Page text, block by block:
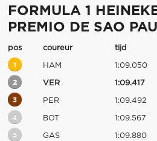
FORMULA 1
PREMIO DE SAO
pos coureur tijd
1 HAM 1:09.050
2 VER 1:09.417
3 PER 1:09.492
4 BOT 1:09.567
5 GAS 1:09.880